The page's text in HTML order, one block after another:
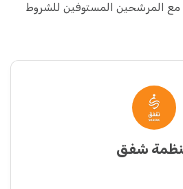
المرشحين المستوفين للشروط
شفق